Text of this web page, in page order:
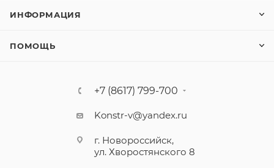
ИНФОРМАЦИЯ
ПОМОЩЬ
+7 (8617) 799-700
Konstr-v@yandex.ru
г. Новороссийск,
ул. Хворостянского 8